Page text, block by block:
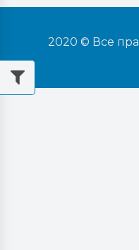
2020 © Все